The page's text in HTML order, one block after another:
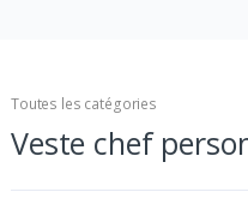
Toutes les catégories
Veste chef